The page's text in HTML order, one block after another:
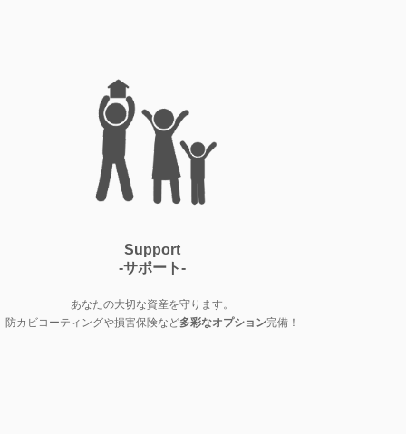
Support
-サポート-
あなたの大切な資産を守ります。
防カビコーティングや損害保険など多彩なオプション完備！